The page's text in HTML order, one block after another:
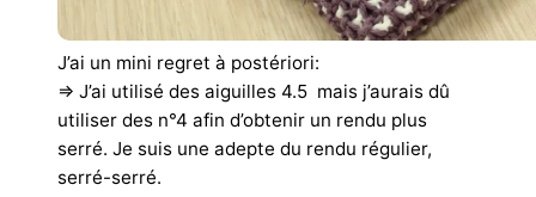
J’ai un mini regret à postériori:
=> J’ai utilisé des aiguilles 4.5 mais j’aurais dû
utiliser des n°4 afin d’obtenir un rendu plus
serré. Je suis une adepte du rendu régulier,
serré-serré.